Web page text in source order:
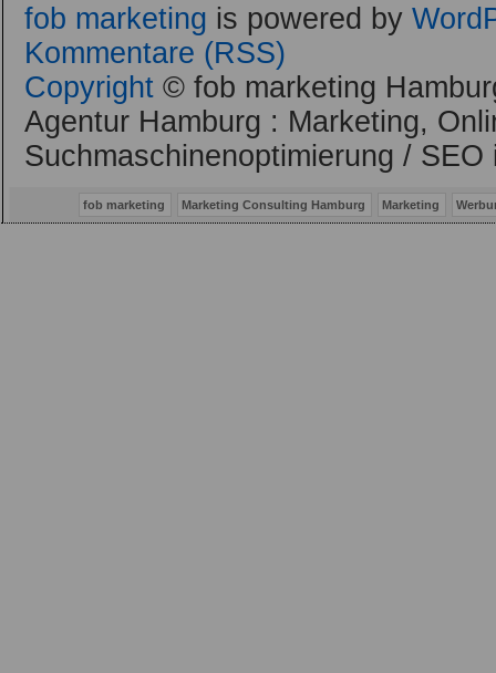
fob marketing is powered by
Kommentare (RSS)
Copyright © fob marketing
Agentur Hamburg : Marketing,
Suchmaschinenoptimierung / SEO
fob marketing Marketing Consulting Hamburg Marketing